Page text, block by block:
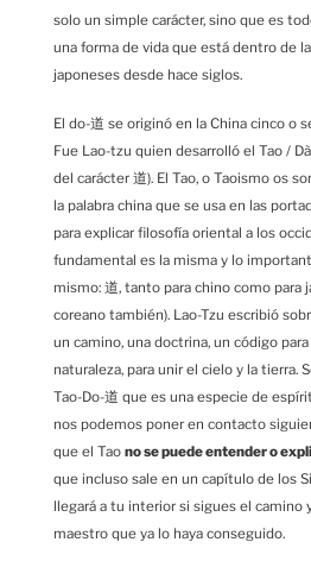
solo un simple carácter, sino que es
una forma de vida que está dentro de
japoneses desde hace siglos.
El do-道 se originó en la China cinco o
Fue Lao-tzu quien desarrolló el Tao /
del carácter 道). El Tao, o Taoismo os
la palabra china que se usa en las
para explicar filosofía oriental a los
fundamental es la misma y lo
mismo: 道, tanto para chino como para
coreano también). Lao-Tzu escribió
un camino, una doctrina, un código
naturaleza, para unir el cielo y la tierra.
Tao-Do-道 que es una especie de
nos podemos poner en contacto
que el Tao no se puede entender o
que incluso sale en un capítulo de los
llegará a tu interior si sigues el camino
maestro que ya lo haya conseguido.